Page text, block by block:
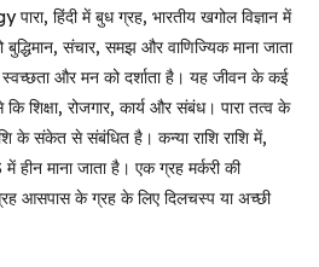
हिंदी में बुध ग्रह, भारतीय खगोल विज्ञान में
संचार, समझ और वाणिज्यिक माना जाता
स्वच्छता और मन को दर्शाता है। यह जीवन के कई
शिक्षा, रोजगार, कार्य और संबंध। पारा तत्व के
के संकेत से संबंधित है। कन्या राशि राशि में,
माना जाता है। एक ग्रह मर्करी की
आसपास के ग्रह के लिए दिलचस्प या अच्छी